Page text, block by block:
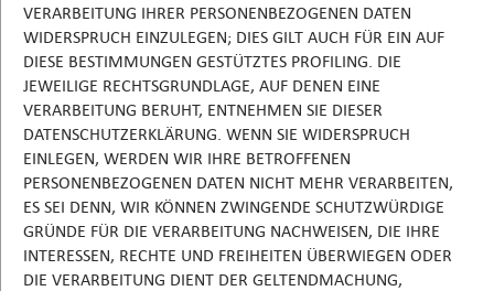
VERARBEITUNG IHRER PERSONENBEZOGENEN DATEN
WIDERSPRUCH EINZULEGEN; DIES GILT AUCH FÜR EIN AUF
DIESE BESTIMMUNGEN GESTÜTZTES PROFILING. DIE
JEWEILIGE RECHTSGRUNDLAGE, AUF DENEN EINE
VERARBEITUNG BERUHT, ENTNEHMEN SIE DIESER
DATENSCHUTZERKLÄRUNG. WENN SIE WIDERSPRUCH
EINLEGEN, WERDEN WIR IHRE BETROFFENEN
PERSONENBEZOGENEN DATEN NICHT MEHR VERARBEITEN,
ES SEI DENN, WIR KÖNNEN ZWINGENDE SCHUTZWÜRDIGE
GRÜNDE FÜR DIE VERARBEITUNG NACHWEISEN, DIE IHRE
INTERESSEN, RECHTE UND FREIHEITEN ÜBERWIEGEN ODER
DIE VERARBEITUNG DIENT DER GELTENDMACHUNG,